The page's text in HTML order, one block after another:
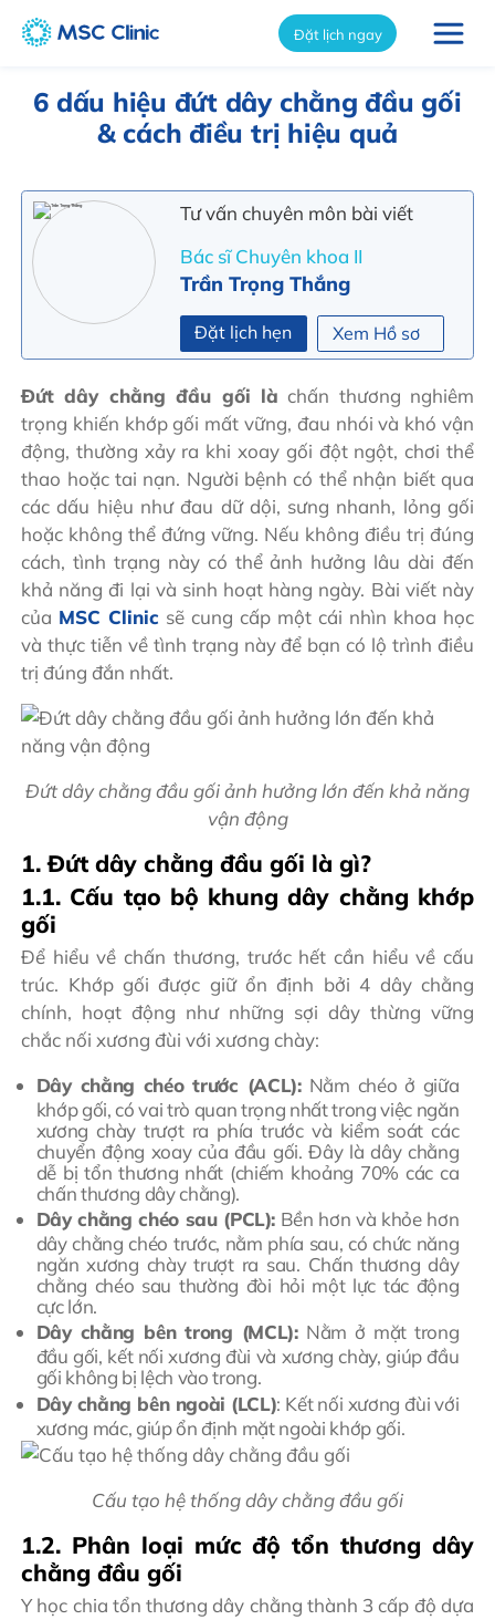
Đặt lịch ngay
6 dấu hiệu đứt dây chằng đầu gối
& cách điều trị hiệu quả
Tư vấn chuyên môn bài viết
Bác sĩ Chuyên khoa II
Trần Trọng Thắng
Đặt lịch hẹn Xem Hồ sơ
Đứt dây chằng đầu gối là chấn thương nghiêm
trọng khiến khớp gối mất vững, đau nhói và khó vận
động, thường xảy ra khi xoay gối đột ngột, chơi thể
thao hoặc tai nạn. Người bệnh có thể nhận biết qua
các dấu hiệu như đau dữ dội, sưng nhanh, lỏng gối
hoặc không thể đứng vững. Nếu không điều trị đúng
cách, tình trạng này có thể ảnh hưởng lâu dài đến
khả năng đi lại và sinh hoạt hàng ngày. Bài viết này
của MSC Clinic sẽ cung cấp một cái nhìn khoa học
và thực tiễn về tình trạng này để bạn có lộ trình điều
trị đúng đắn nhất.
Đứt dây chằng đầu gối ảnh hưởng lớn đến khả năng
vận động
1. Đứt dây chằng đầu gối là gì?
1.1. Cấu tạo bộ khung dây chằng khớp
gối
Để hiểu về chấn thương, trước hết cần hiểu về cấu
trúc. Khớp gối được giữ ổn định bởi 4 dây chằng
chính, hoạt động như những sợi dây thừng vững
chắc nối xương đùi với xương chày:
Dây chằng chéo trước (ACL):Nằm chéo ở giữa
khớp gối, có vai trò quan trọng nhất trong việc ngăn
xương chày trượt ra phía trước và kiểm soát các
chuyển động xoay của đầu gối. Đây là dây chằng
dễ bị tổn thương nhất (chiếm khoảng 70% các ca
chấn thương dây chằng).
Dây chằng chéo sau (PCL): Bền hơn và khỏe hơn
dây chằng chéo trước, nằm phía sau, có chức năng
ngăn xương chày trượt ra sau. Chấn thương dây
chằng chéo sau thường đòi hỏi một lực tác động
cực lớn.
Dây chằng bên trong (MCL):Nằm ở mặt trong
đầu gối, kết nối xương đùi và xương chày, giúp đầu
gối không bị lệch vào trong.
Dây chằng bên ngoài (LCL): Kết nối xương đùi với
xương mác, giúp ổn định mặt ngoài khớp gối.
Cấu tạo hệ thống dây chằng đầu gối
1.2. Phân loại mức độ tổn thương dây
chằng đầu gối
Y học chia tổn thương dây chằng thành 3 cấp độ dựa